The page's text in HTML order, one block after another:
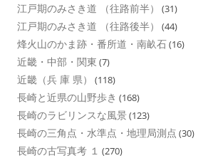
江戸期のみさき道 （往路前半） (31)
江戸期のみさき道 （往路後半） (44)
烽火山のかま跡・番所道・南畝石(16)
近畿・中部・関東 (7)
近畿（兵 庫 県） (118)
長崎と近県の山野歩き (168)
長崎のラビリンスな風景 (123)
長崎の三角点・水準点・地理局測点 (30)
長崎の古写真考 １ (270)